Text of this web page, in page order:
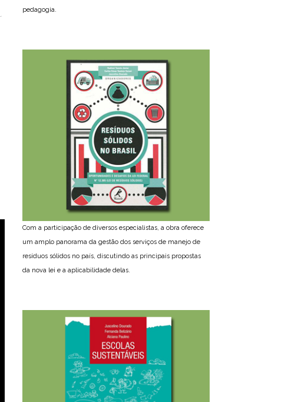
.
pedagogia.
Com a participação de diversos especialistas, a obra oferece
um amplo panorama da gestão dos serviços de manejo de
resíduos sólidos no país, discutindo as principais propostas
da nova lei e a aplicabilidade delas.